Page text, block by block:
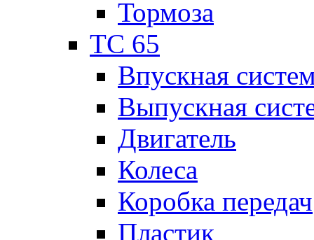
Тормоза
TC 65
Впускная
Выпускная
Двигатель
Колеса
Коробка передач
Пластик